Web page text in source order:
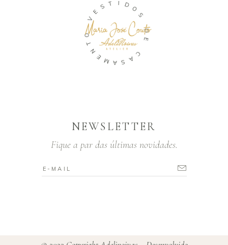
V
ES I D
O
D
C
A
S
A
M
E
N
O
NEWSLETTER
Fique a par das últimas novidades.